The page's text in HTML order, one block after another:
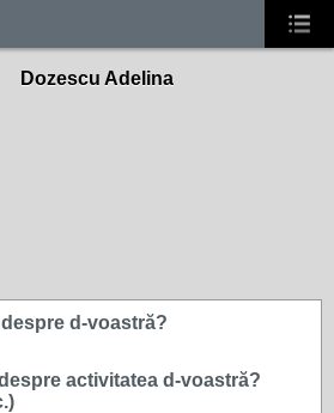
Dozescu Adelina
d-voastră?
activitatea d-voastră?